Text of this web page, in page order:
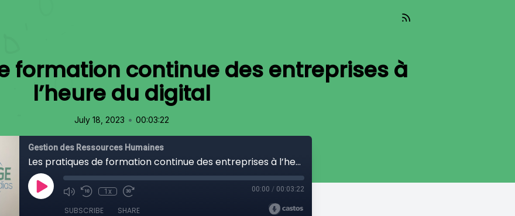
formation continue des entreprises à
l’heure du digital
July 18, 2023 • 00:03:22
Gestion des Ressources Humaines
Les pratiques de formation continue des entreprises à l’heure du digital
1x 00:00 / 00:03:22
SUBSCRIBE SHARE